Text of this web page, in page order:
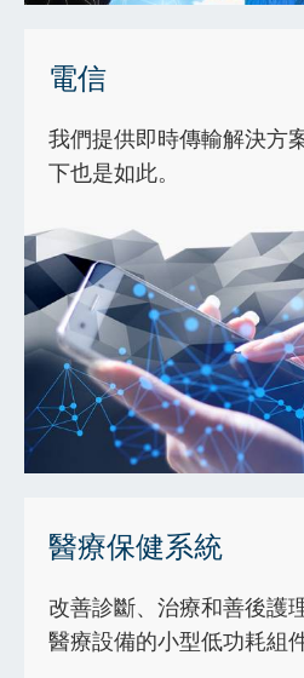
電信
我們提供即時傳輸解決方
下也是如此。
醫療保健系統
改善診斷、治療和善後護
醫療設備的小型低功耗組件